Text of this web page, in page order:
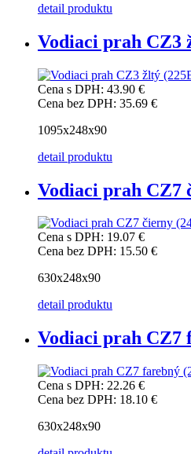
detail produktu
Vodiaci prah CZ3
Cena s DPH: 43.90 €
Cena bez DPH: 35.69 €
1095x248x90
detail produktu
Vodiaci prah CZ7
Cena s DPH: 19.07 €
Cena bez DPH: 15.50 €
630x248x90
detail produktu
Vodiaci prah CZ7
Cena s DPH: 22.26 €
Cena bez DPH: 18.10 €
630x248x90